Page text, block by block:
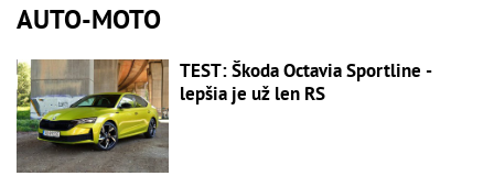
AUTO-MOTO
TEST: Škoda Octavia Sportline -
lepšia je už len RS